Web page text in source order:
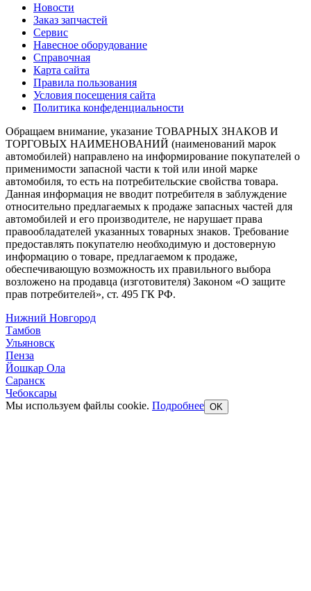
Новости
Заказ запчастей
Сервис
Навесное оборудование
Справочная
Карта сайта
Правила пользования
Условия посещения сайта
Политика конфеденциальности
Обращаем внимание, указание ТОВАРНЫХ ЗНАКОВ И
ТОРГОВЫХ НАИМЕНОВАНИЙ (наименований марок
автомобилей) направлено на информирование покупателей о
применимости запасной части к той или иной марке
автомобиля, то есть на потребительские свойства товара.
Данная информация не вводит потребителя в заблуждение
относительно предлагаемых к продаже запасных частей для
автомобилей и его производителе, не нарушает права
правообладателей указанных товарных знаков. Требование
предоставлять покупателю необходимую и достоверную
информацию о товаре, предлагаемом к продаже,
обеспечивающую возможность их правильного выбора
возложено на продавца (изготовителя) Законом «О защите
прав потребителей», ст. 495 ГК РФ.
Нижний Новгород
Тамбов
Ульяновск
Пенза
Йошкар Ола
Саранск
Чебоксары
Мы используем файлы cookie. Подробнее OK